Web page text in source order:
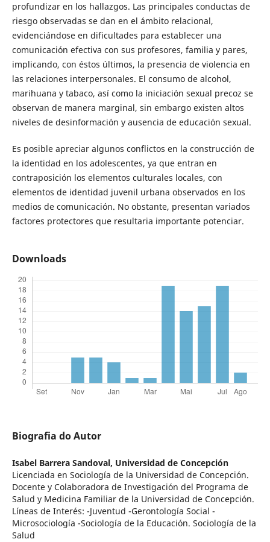
profundizar en los hallazgos. Las principales conductas de
riesgo observadas se dan en el ámbito relacional,
evidenciándose en dificultades para establecer una
comunicación efectiva con sus profesores, familia y pares,
implicando, con éstos últimos, la presencia de violencia en
las relaciones interpersonales. El consumo de alcohol,
marihuana y tabaco, así como la iniciación sexual precoz se
observan de manera marginal, sin embargo existen altos
niveles de desinformación y ausencia de educación sexual.
Es posible apreciar algunos conflictos en la construcción de
la identidad en los adolescentes, ya que entran en
contraposición los elementos culturales locales, con
elementos de identidad juvenil urbana observados en los
medios de comunicación. No obstante, presentan variados
factores protectores que resultaria importante potenciar.
Downloads
Biografia do Autor
Isabel Barrera Sandoval, Universidad de Concepción
Licenciada en Sociología de la Universidad de Concepción.
Docente y Colaboradora de Investigación del Programa de
Salud y Medicina Familiar de la Universidad de Concepción.
Líneas de Interés: -Juventud -Gerontología Social -
Microsociología -Sociología de la Educación. Sociología de la
Salud